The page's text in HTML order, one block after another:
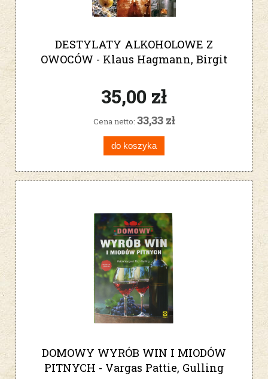
DESTYLATY ALKOHOLOWE Z
OWOCÓW - Klaus Hagmann, Birgit
35,00 zł
Cena netto: 33,33 zł
do koszyka
DOMOWY WYRÓB WIN I MIODÓW
PITNYCH - Vargas Pattie, Gulling